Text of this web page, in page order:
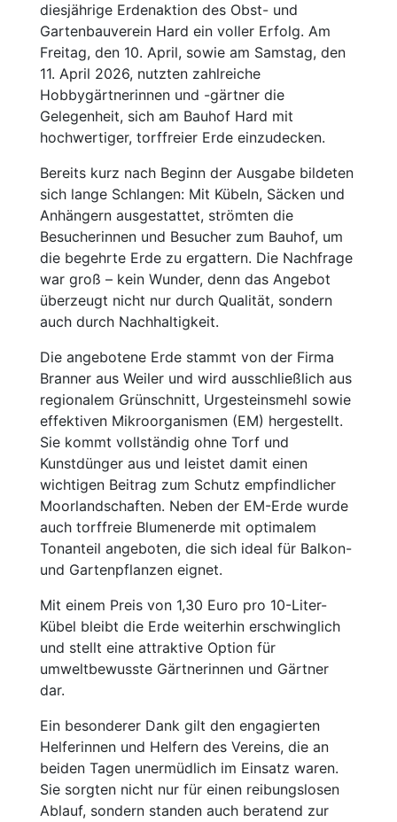
diesjährige Erdenaktion des Obst- und
Gartenbauverein Hard ein voller Erfolg. Am
Freitag, den 10. April, sowie am Samstag, den
11. April 2026, nutzten zahlreiche
Hobbygärtnerinnen und -gärtner die
Gelegenheit, sich am Bauhof Hard mit
hochwertiger, torffreier Erde einzudecken.
Bereits kurz nach Beginn der Ausgabe bildeten
sich lange Schlangen: Mit Kübeln, Säcken und
Anhängern ausgestattet, strömten die
Besucherinnen und Besucher zum Bauhof, um
die begehrte Erde zu ergattern. Die Nachfrage
war groß – kein Wunder, denn das Angebot
überzeugt nicht nur durch Qualität, sondern
auch durch Nachhaltigkeit.
Die angebotene Erde stammt von der Firma
Branner aus Weiler und wird ausschließlich aus
regionalem Grünschnitt, Urgesteinsmehl sowie
effektiven Mikroorganismen (EM) hergestellt.
Sie kommt vollständig ohne Torf und
Kunstdünger aus und leistet damit einen
wichtigen Beitrag zum Schutz empfindlicher
Moorlandschaften. Neben der EM-Erde wurde
auch torffreie Blumenerde mit optimalem
Tonanteil angeboten, die sich ideal für Balkon-
und Gartenpflanzen eignet.
Mit einem Preis von 1,30 Euro pro 10-Liter-
Kübel bleibt die Erde weiterhin erschwinglich
und stellt eine attraktive Option für
umweltbewusste Gärtnerinnen und Gärtner
dar.
Ein besonderer Dank gilt den engagierten
Helferinnen und Helfern des Vereins, die an
beiden Tagen unermüdlich im Einsatz waren.
Sie sorgten nicht nur für einen reibungslosen
Ablauf, sondern standen auch beratend zur